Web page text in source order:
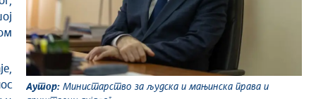
Аутор: Министарство за људска и мањинска права и